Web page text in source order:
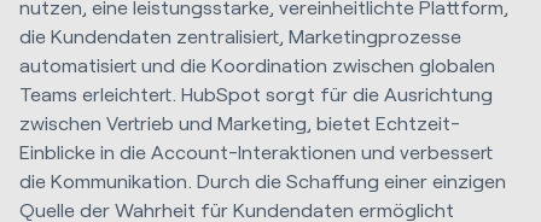
nutzen, eine leistungsstarke, vereinheitlichte Plattform,
die Kundendaten zentralisiert, Marketingprozesse
automatisiert und die Koordination zwischen globalen
Teams erleichtert. HubSpot sorgt für die Ausrichtung
zwischen Vertrieb und Marketing, bietet Echtzeit-
Einblicke in die Account-Interaktionen und verbessert
die Kommunikation. Durch die Schaffung einer einzigen
Quelle der Wahrheit für Kundendaten ermöglicht